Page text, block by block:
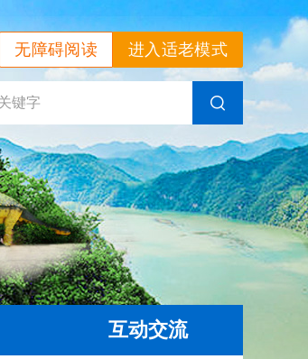
进入适老模式
无障碍阅读
互动交流